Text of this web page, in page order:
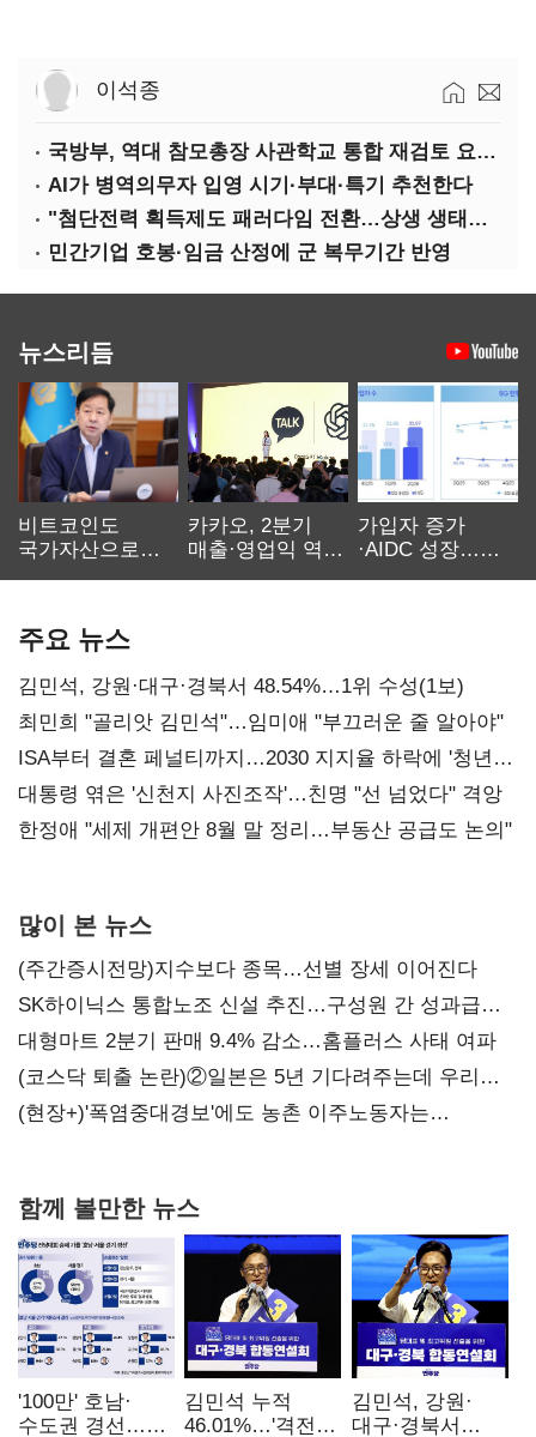
이석종
국방부, 역대 참모총장 사관학교 통합 재검토 요구에 "다양한 의견 수렴해 합리적 시스템 만들 것"
AI가 병역의무자 입영 시기·부대·특기 추천한다
"첨단전력 획득제도 패러다임 전환…상생 생태계 조성해 대체불가 K-방산 도약"
민간기업 호봉·임금 산정에 군 복무기간 반영
뉴스리듬
비트코인도
국가자산으로…'
카카오, 2분기
매출·영업익 역대
가입자 증가
·AIDC 성장…
주요 뉴스
김민석, 강원·대구·경북서 48.54%…1위 수성(1보)
최민희 "골리앗 김민석"…임미애 "부끄러운 줄 알아야"
ISA부터 결혼 페널티까지…2030 지지율 하락에 '청년
챙기기'
대통령 엮은 '신천지 사진조작'…친명 "선 넘었다" 격앙
한정애 "세제 개편안 8월 말 정리…부동산 공급도 논의"
많이 본 뉴스
(주간증시전망)지수보다 종목…선별 장세 이어진다
SK하이닉스 통합노조 신설 추진…구성원 간 성과급
불만 확산
대형마트 2분기 판매 9.4% 감소…홈플러스 사태 여파
(코스닥 퇴출 논란)②일본은 5년 기다려주는데 우리는
당장 퇴출?…시간만으론 부족한 코스닥 구하기
(현장+)'폭염중대경보'에도 농촌 이주노동자는
함께 볼만한 뉴스
'100만' 호남·
수도권 경선…
김민석 누적
46.01%…'격전지'
김민석, 강원·
대구·경북서